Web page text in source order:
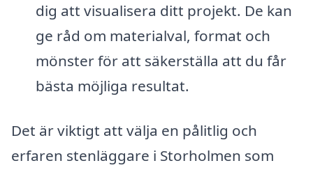
dig att visualisera ditt projekt. De kan
ge råd om materialval, format och
mönster för att säkerställa att du får
bästa möjliga resultat.
Det är viktigt att välja en pålitlig och
erfaren stenläggare i Storholmen som